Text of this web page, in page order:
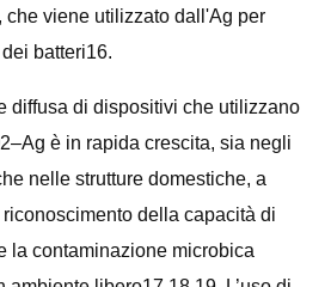
che viene utilizzato dall'Ag per
batteri16.
diffusa di dispositivi che utilizzano
è in rapida crescita, sia negli
nelle strutture domestiche, a
della capacità di
la contaminazione microbica